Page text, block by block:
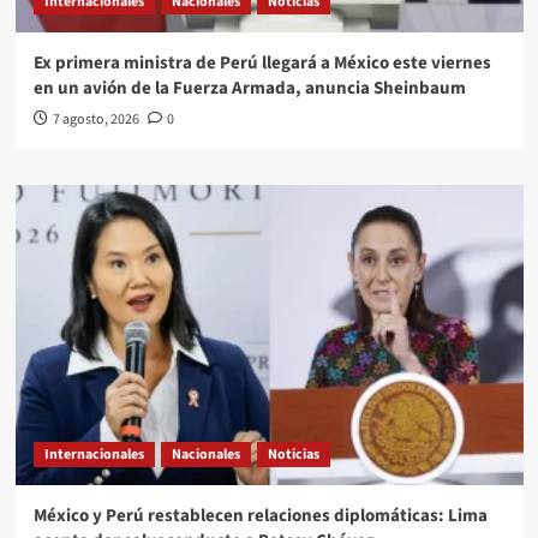
Ex primera ministra de Perú llegará a México este viernes
en un avión de la Fuerza Armada, anuncia Sheinbaum
7 agosto, 2026 0
Internacionales Nacionales Noticias
México y Perú restablecen relaciones diplomáticas: Lima